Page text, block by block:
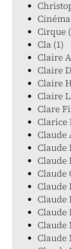
Cinéma
Cirque
Cla (1)
Claire
Claire
Claire
Claire
Clare
Clarice
Claude
Claude
Claude
Claude
Claude
Claude
Claude
Claude
Claude